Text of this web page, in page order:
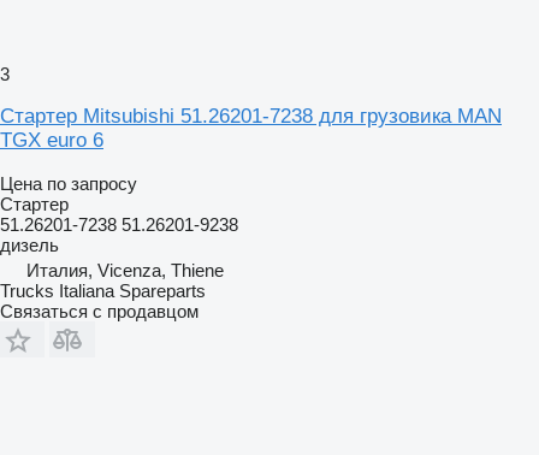
3
Стартер Mitsubishi 51.26201-7238 для грузовика MAN
TGX euro 6
Цена по запросу
Стартер
51.26201-7238 51.26201-9238
дизель
Италия, Vicenza, Thiene
Trucks Italiana Spareparts
Связаться с продавцом